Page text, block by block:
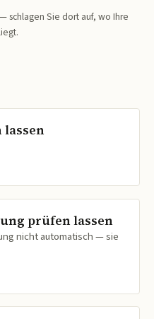
schlagen Sie dort auf, wo Ihre
prüfen lassen
nicht automatisch — sie